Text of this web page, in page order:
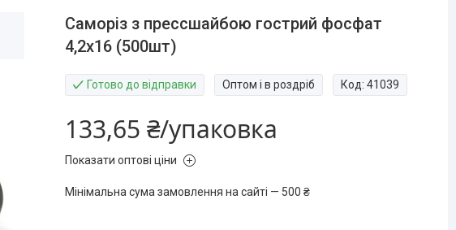
Саморіз з прессшайбою гострий фосфат
4,2х16 (500шт)
Готово до відправки Оптом і в роздріб Код:41039
133,65 ₴/упаковка
Показати оптові ціни
Мінімальна сума замовлення на сайті — 500 ₴